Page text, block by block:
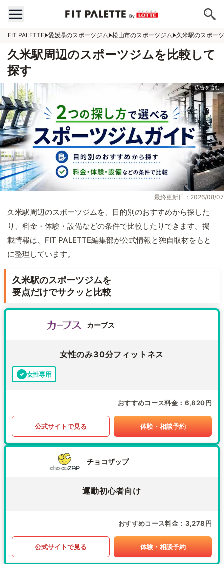
FIT PALETTE 愛媛県のスポーツジム 松山市のスポーツジム 久米駅のスポー
久米駅周辺のスポーツジムを比較して
探す
最終更新日：2026/08/07
久米駅周辺のスポーツジムを、目的別のおすすめから探した
り、料金・体験・設備などの条件で比較したりできます。掲
載情報は、FIT PALETTE編集部が公式情報と独自取材をもと
に整理しています。
久米駅のスポーツジムを
要点だけでサクッと比較
カーブス
女性のみ30分フィットネス
女性専用
おすすめコース料金 6,820円
公式サイトで見る 体験・相談予約
チョコザップ
運動初心者向け
おすすめコース料金 3,278円
公式サイトで見る 体験・相談予約